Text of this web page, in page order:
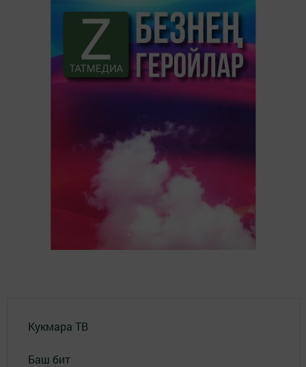
Кукмара ТВ
Баш бит